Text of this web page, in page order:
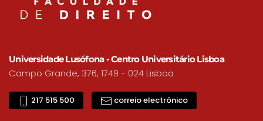
Universidade Lusófona - Centro Universitário Lisboa
Campo Grande, 376, 1749 - 024 Lisboa
217 515 500 correio electrónico